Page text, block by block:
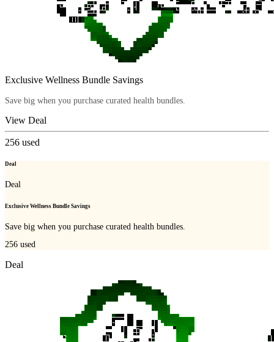
Exclusive Wellness Bundle Savings
Save big when you purchase curated health bundles.
View Deal
256 used
Deal
Deal
Exclusive Wellness Bundle Savings
Save big when you purchase curated health bundles.
256 used
Deal